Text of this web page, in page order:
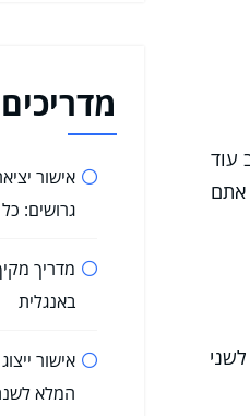
עוד
אתם
אישור
גרושים:
מדריך
באנגלית
אישור
המלא לשנת